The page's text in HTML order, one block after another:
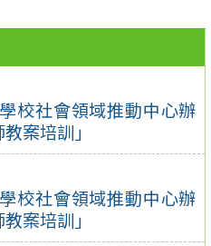
校社會領域推動中心辦
案培訓」
校社會領域推動中心辦
案培訓」